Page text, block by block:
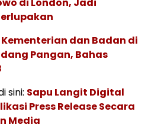
dan Badan di
Pangan, Bahas
sini: Sapu Langit Digital
Press Release Secara
Media